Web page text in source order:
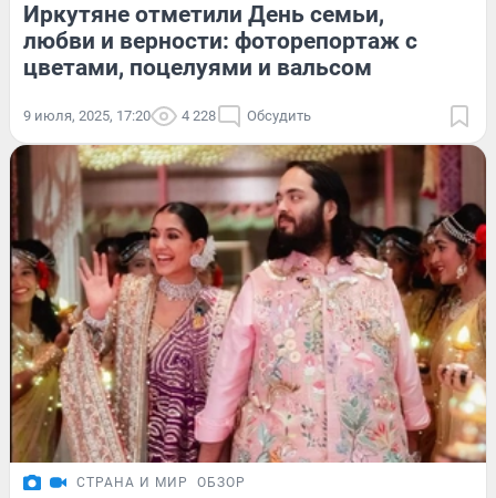
Иркутяне отметили День семьи,
любви и верности: фоторепортаж с
цветами, поцелуями и вальсом
9 июля, 2025, 17:20 4 228 Обсудить
СТРАНА И МИР ОБЗОР